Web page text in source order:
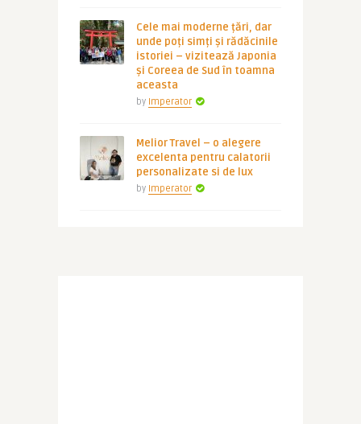
Cele mai moderne țări, dar
unde poți simți și rădăcinile
istoriei – vizitează Japonia
și Coreea de Sud în toamna
aceasta
by Imperator
Melior Travel – o alegere
excelenta pentru calatorii
personalizate si de lux
by Imperator